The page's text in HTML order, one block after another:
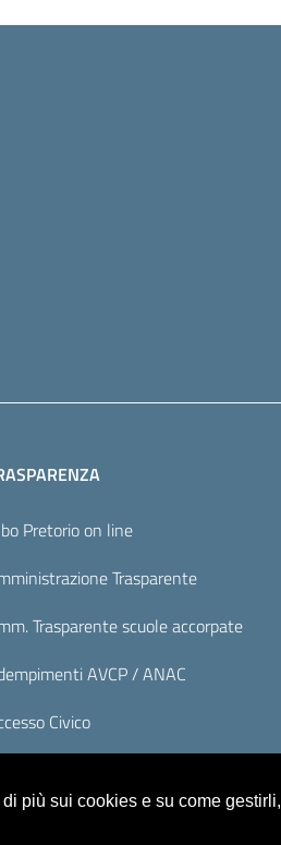
Pretorio on line
Trasparente
Trasparente scuole accorpate
AVCP / ANAC
Civico
più sui cookies e su come gestirli,